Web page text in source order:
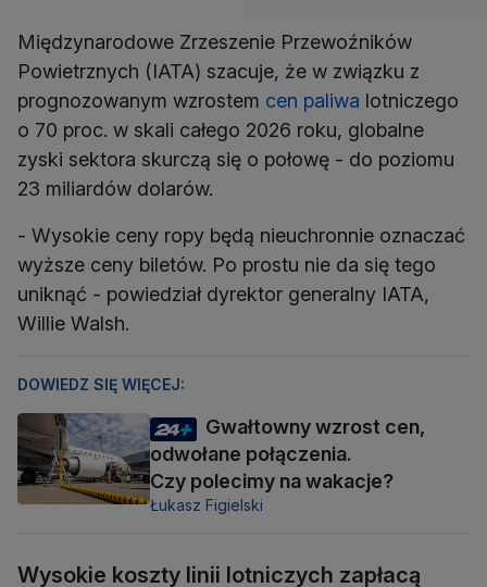
Międzynarodowe Zrzeszenie Przewoźników
Powietrznych (IATA) szacuje, że w związku z
prognozowanym wzrostem cen paliwa lotniczego
o 70 proc. w skali całego 2026 roku, globalne
zyski sektora skurczą się o połowę - do poziomu
23 miliardów dolarów.
- Wysokie ceny ropy będą nieuchronnie oznaczać
wyższe ceny biletów. Po prostu nie da się tego
uniknąć - powiedział dyrektor generalny IATA,
Willie Walsh.
DOWIEDZ SIĘ WIĘCEJ:
Gwałtowny wzrost cen,
odwołane połączenia.
Czy polecimy na wakacje?
Łukasz Figielski
Wysokie koszty linii lotniczych zapłacą